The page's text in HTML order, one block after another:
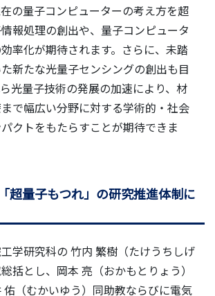
の量子コンピューターの考え方を超
報処理の創出や、量子コンピュータ
率化が期待されます。さらに、未踏
新たな光量子センシングの創出も目
光量子技術の発展の加速により、材
で幅広い分野に対する学術的・社会
クトをもたらすことが期待できま
超量子もつれ」の研究推進体制に
学研究科の 竹内 繁樹（たけうちしげ
括とし、岡本 亮（おかもとりょう）
佑（むかいゆう）同助教ならびに電気